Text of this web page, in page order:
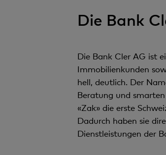
Die Bank
Die Bank Cler AG ist
Immobilienkunden
hell, deutlich. Der
Beratung und
«Zak» die erste
Dadurch haben sie
Dienstleistungen der